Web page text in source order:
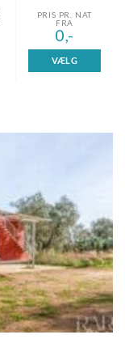
PRIS PR. NAT
FRA
0,-
VÆLG